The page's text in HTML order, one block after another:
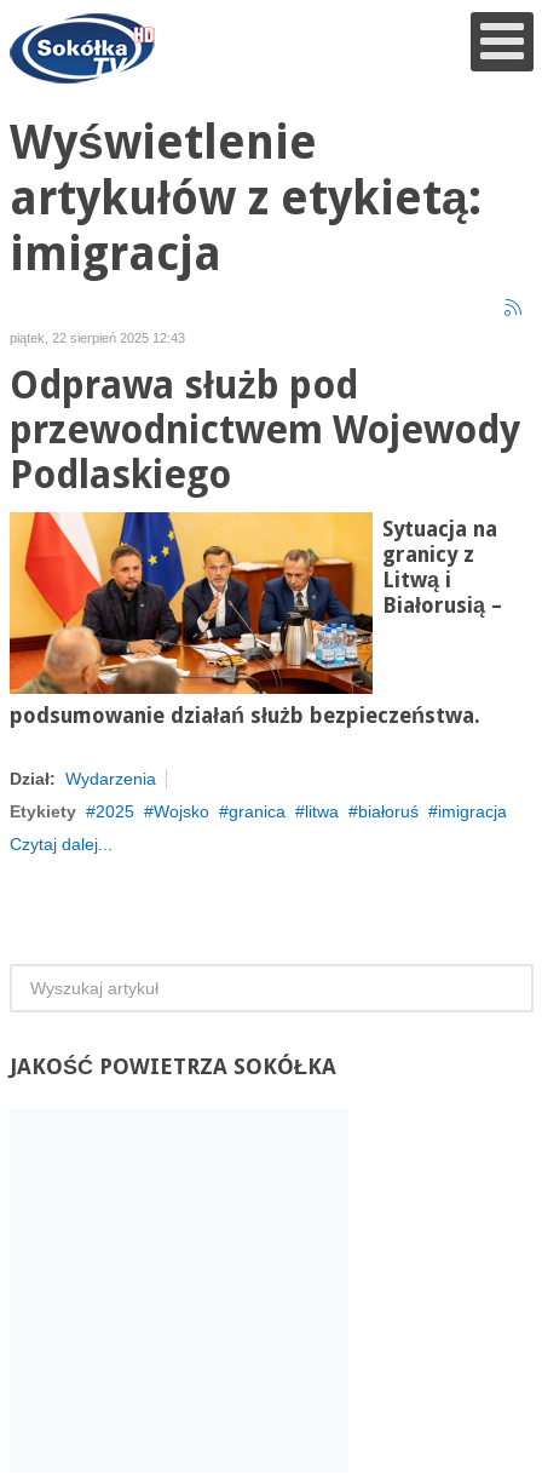
Wyświetlenie
artykułów z etykietą:
imigracja
piątek, 22 sierpień 2025 12:43
Odprawa służb pod
przewodnictwem Wojewody
Podlaskiego
Sytuacja na
granicy z
Litwą i
Białorusią –
podsumowanie działań służb bezpieczeństwa.
Dział: Wydarzenia
Etykiety
2025 Wojsko granica litwa białoruś
imigracja
Czytaj dalej...
JAKOŚĆPOWIETRZA SOKÓŁKA